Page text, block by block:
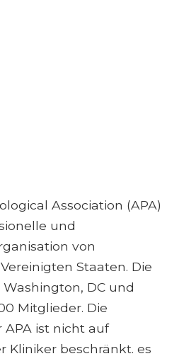
Association (APA)
und
von
Staaten. Die
DC und
Mitglieder. Die
ist nicht auf
Kliniker beschränkt. es